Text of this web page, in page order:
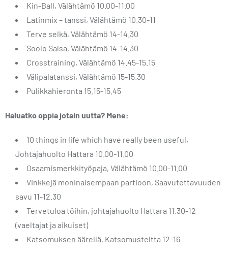
Kin-Ball, Välähtämö 10.00-11.00
Latinmix – tanssi, Välähtämö 10.30-11
Terve selkä, Välähtämö 14-14.30
Soolo Salsa, Välähtämö 14-14.30
Crosstraining, Välähtämö 14.45-15.15
Välipalatanssi, Välähtämö 15-15.30
Pulikkahieronta 15.15-15.45
Haluatko oppia jotain uutta? Mene:
10 things in life which have really been useful,
Johtajahuolto Hattara 10.00-11.00
Osaamismerkkityöpaja, Välähtämö 10.00-11.00
Vinkkejä moninaisempaan partioon, Saavutettavuuden
savu 11-12.30
Tervetuloa töihin, johtajahuolto Hattara 11.30-12
(vaeltajat ja aikuiset)
Katsomuksen äärellä, Katsomusteltta 12-16